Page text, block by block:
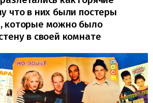
что в них были постеры
которые можно было
в своей комнате